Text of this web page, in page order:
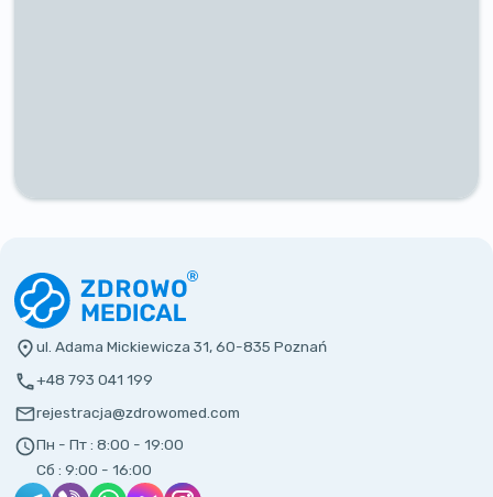
ul. Adama Mickiewicza 31, 60-835 Poznań
+48 793 041 199
rejestracja@zdrowomed.com
Пн - Пт : 8:00 - 19:00
Сб : 9:00 - 16:00